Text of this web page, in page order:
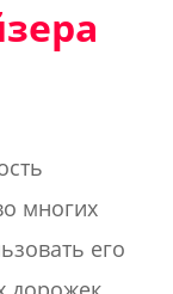
многих
его